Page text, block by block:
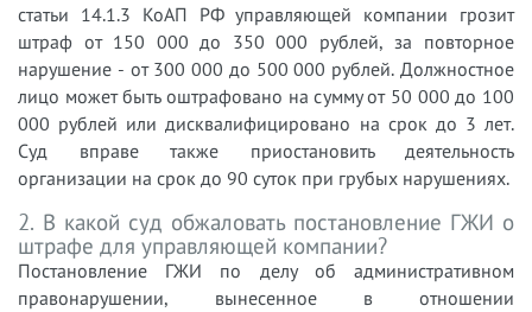
статьи 14.1.3 КоАП РФ управляющей компании грозит
штраф от 150 000 до 350 000 рублей, за повторное
нарушение - от 300 000 до 500 000 рублей. Должностное
лицо может быть оштрафовано на сумму от 50 000 до 100
000 рублей или дисквалифицировано на срок до 3 лет.
Суд вправе также приостановить деятельность
организации на срок до 90 суток при грубых нарушениях.
2. В какой суд обжаловать постановление ГЖИ о
штрафе для управляющей компании?
Постановление ГЖИ по делу об административном
правонарушении, вынесенное в отношении